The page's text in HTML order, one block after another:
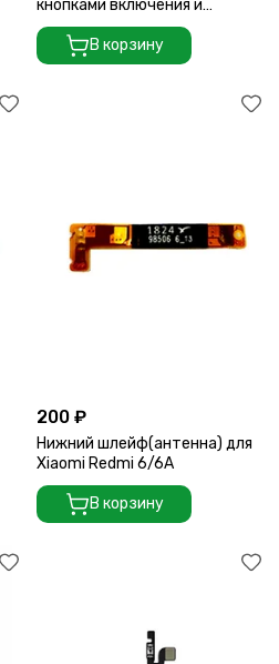
кнопками включения и
регулировки громкости
В корзину
200 ₽
Нижний шлейф(антенна) для
Xiaomi Redmi 6/6A
В корзину